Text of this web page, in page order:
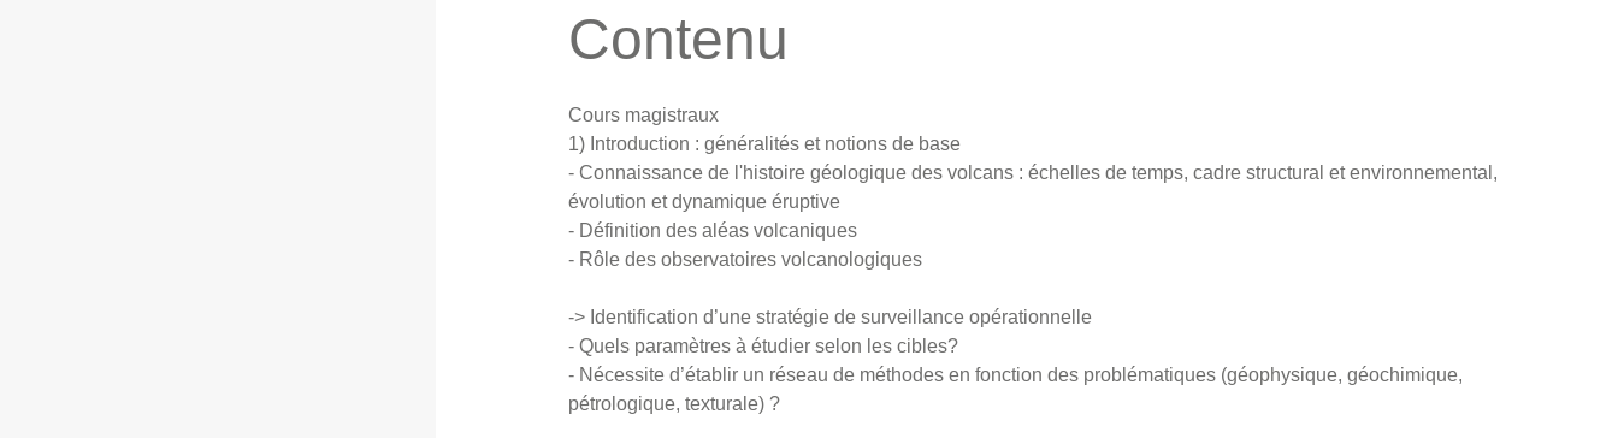
Contenu
Cours magistraux
1) Introduction : généralités et notions de base
- Connaissance de l'histoire géologique des volcans : échelles de temps, cadre structural et environnemental,
évolution et dynamique éruptive
- Définition des aléas volcaniques
- Rôle des observatoires volcanologiques
-> Identification d’une stratégie de surveillance opérationnelle
- Quels paramètres à étudier selon les cibles?
- Nécessite d’établir un réseau de méthodes en fonction des problématiques (géophysique, géochimique,
pétrologique, texturale) ?